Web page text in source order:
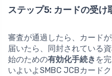
ステップ5: カードの受け
審査が通過したら、カード
届いたら、同封されている
始のための有効化手続き を
いよいよSMBC JCBカード